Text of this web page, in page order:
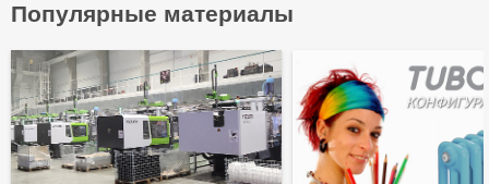
Популярные материалы